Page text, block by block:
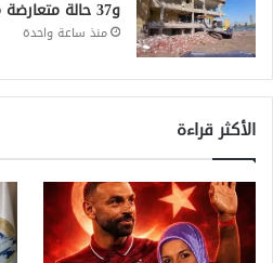
و37 حالة متعارضة مع مسار «ممشى أهل مصر»
منذ ساعة واحدة
الأكثر قراءة